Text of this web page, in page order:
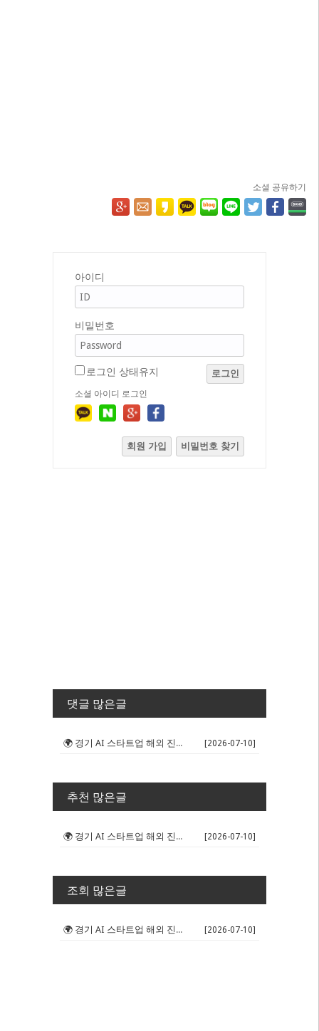
소셜 공유하기
아이디
비밀번호
로그인 상태유지 로그인
소셜 아이디 로그인
회원 가입 비밀번호 찾기
댓글 많은글
🌍 경기 AI 스타트업 해외 진출 판... [2026-07-10]
추천 많은글
🌍 경기 AI 스타트업 해외 진출 판... [2026-07-10]
조회 많은글
🌍 경기 AI 스타트업 해외 진출 판... [2026-07-10]